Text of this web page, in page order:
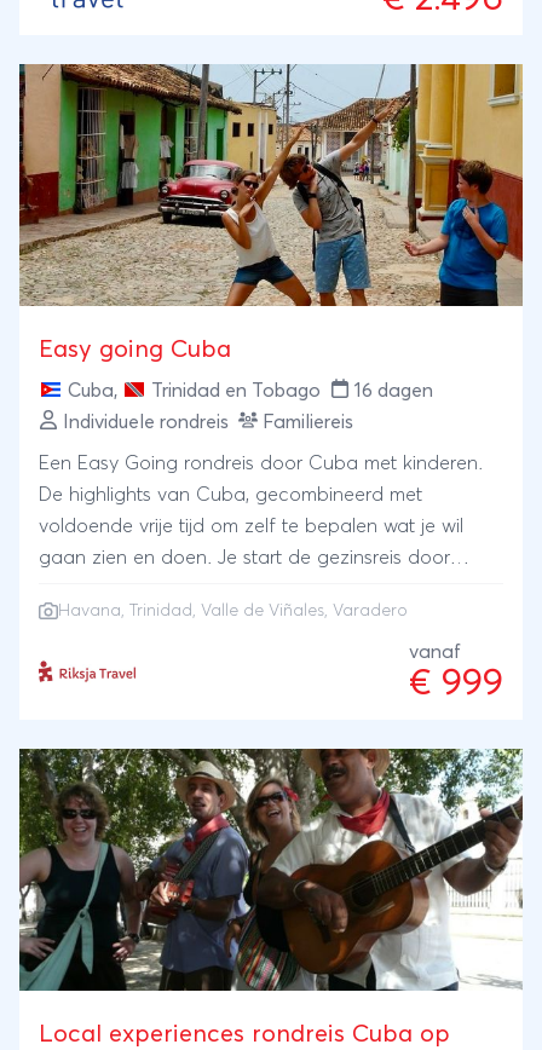
Easy going Cuba
Cuba, Trinidad en Tobago
16 dagen
Individuele rondreis
Familiereis
Een Easy Going rondreis door Cuba met kinderen.
De highlights van Cuba, gecombineerd met
voldoende vrije tijd om zelf te bepalen wat je wil
gaan zien en doen. Je start de gezinsreis door
Ontdek swingend Havana en verken de beroemde
tabaksvelden van Viñales zoals de Cubanen zelf
doen: op een paard. Karakteristiek Trinidad
zandstranden van Varadero.
Havana, Trinidad , Valle de Viñales, Varadero
vanaf
€ 999
Local experiences rondreis Cuba op